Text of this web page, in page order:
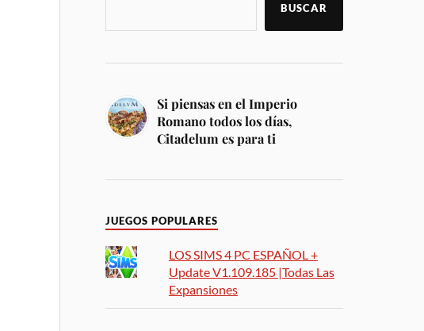
BUSCAR
Si piensas en el Imperio
Romano todos los días,
Citadelum es para ti
JUEGOS POPULARES
LOS SIMS 4 PC ESPAÑOL +
Update V1.109.185 |Todas Las
Expansiones